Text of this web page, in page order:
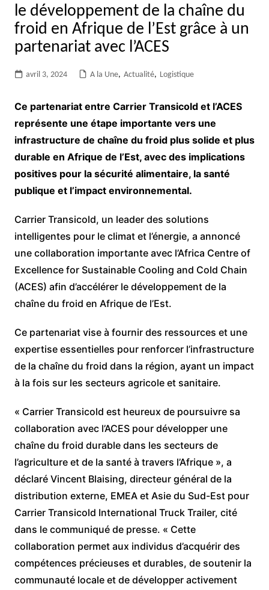
le développement de la chaîne du
froid en Afrique de l’Est grâce à un
partenariat avec l’ACES
avril 3, 2024 A la Une, Actualité, Logistique
Ce partenariat entre Carrier Transicold et l’ACES
représente une étape importante vers une
infrastructure de chaîne du froid plus solide et plus
durable en Afrique de l’Est, avec des implications
positives pour la sécurité alimentaire, la santé
publique et l’impact environnemental.
Carrier Transicold, un leader des solutions
intelligentes pour le climat et l’énergie, a annoncé
une collaboration importante avec l’Africa Centre of
Excellence for Sustainable Cooling and Cold Chain
(ACES) afin d’accélérer le développement de la
chaîne du froid en Afrique de l’Est.
Ce partenariat vise à fournir des ressources et une
expertise essentielles pour renforcer l’infrastructure
de la chaîne du froid dans la région, ayant un impact
à la fois sur les secteurs agricole et sanitaire.
« Carrier Transicold est heureux de poursuivre sa
collaboration avec l’ACES pour développer une
chaîne du froid durable dans les secteurs de
l’agriculture et de la santé à travers l’Afrique », a
déclaré Vincent Blaising, directeur général de la
distribution externe, EMEA et Asie du Sud-Est pour
Carrier Transicold International Truck Trailer, cité
dans le communiqué de presse. « Cette
collaboration permet aux individus d’acquérir des
compétences précieuses et durables, de soutenir la
communauté locale et de développer activement